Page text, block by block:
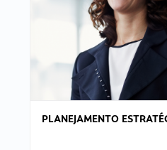
PLANEJAMENTO